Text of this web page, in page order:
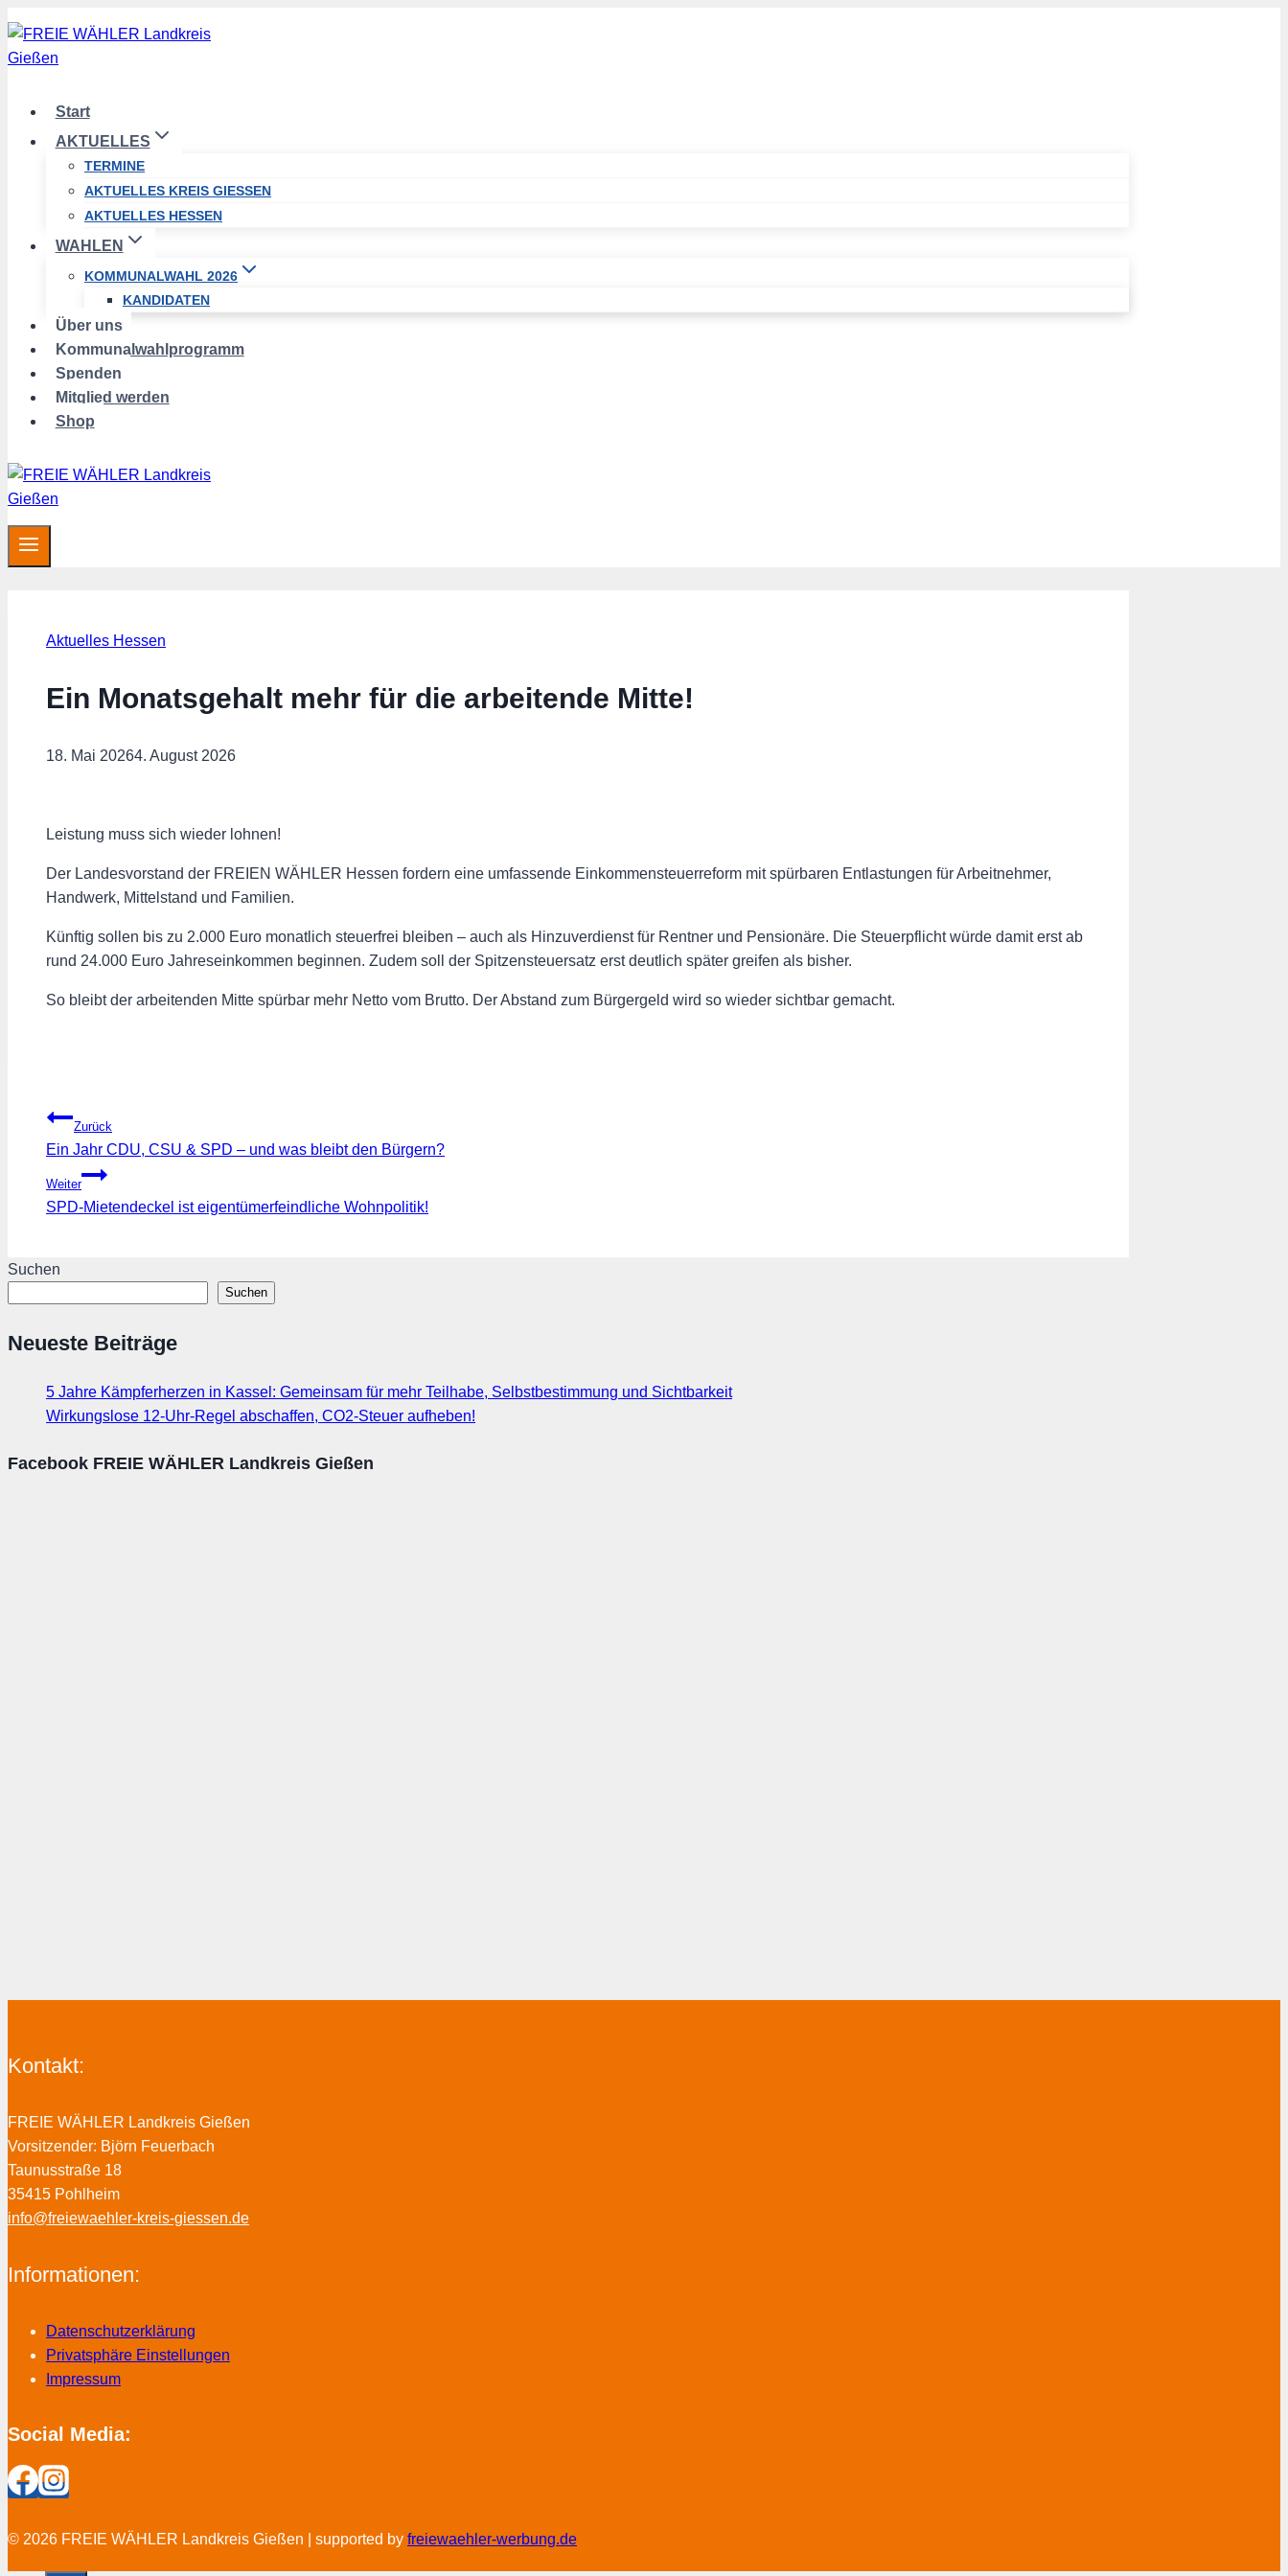
Zum
Inhalt
springen
Start
AKTUELLES
TERMINE
AKTUELLES KREIS GIESSEN
AKTUELLES HESSEN
WAHLEN
KOMMUNALWAHL 2026
KANDIDATEN
Über uns
Kommunalwahlprogramm
Spenden
Mitglied werden
Shop
Aktuelles Hessen
Ein Monatsgehalt mehr für die arbeitende Mitte!
18. Mai 20264. August 2026
Leistung muss sich wieder lohnen!
Der Landesvorstand der FREIEN WÄHLER Hessen fordern eine umfassende Einkommensteuerreform mit spürbaren Entlastungen für Arbeitnehmer,
Handwerk, Mittelstand und Familien.
Künftig sollen bis zu 2.000 Euro monatlich steuerfrei bleiben – auch als Hinzuverdienst für Rentner und Pensionäre. Die Steuerpflicht würde damit erst ab
rund 24.000 Euro Jahreseinkommen beginnen. Zudem soll der Spitzensteuersatz erst deutlich später greifen als bisher.
So bleibt der arbeitenden Mitte spürbar mehr Netto vom Brutto. Der Abstand zum Bürgergeld wird so wieder sichtbar gemacht.
Beitragsnavigation
Zurück
Ein Jahr CDU, CSU & SPD – und was bleibt den Bürgern?
Weiter
SPD-Mietendeckel ist eigentümerfeindliche Wohnpolitik!
Suchen
Suchen
Neueste Beiträge
5 Jahre Kämpferherzen in Kassel: Gemeinsam für mehr Teilhabe, Selbstbestimmung und Sichtbarkeit
Wirkungslose 12-Uhr-Regel abschaffen, CO2-Steuer aufheben!
Facebook FREIE WÄHLER Landkreis Gießen
Kontakt:
FREIE WÄHLER Landkreis Gießen
Vorsitzender: Björn Feuerbach
Taunusstraße 18
35415 Pohlheim
info@freiewaehler-kreis-giessen.de
Informationen:
Datenschutzerklärung
Privatsphäre Einstellungen
Impressum
Social Media:
© 2026 FREIE WÄHLER Landkreis Gießen | supported by freiewaehler-werbung.de